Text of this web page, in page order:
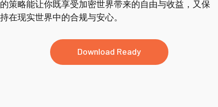
的策略能让你既享受加密世界带来的自由与收益，又保
持在现实世界中的合规与安心。
Download Ready